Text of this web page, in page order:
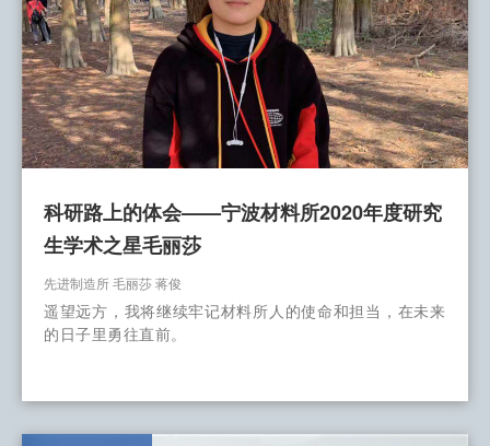
科研路上的体会——宁波材料所2020年度研究
生学术之星毛丽莎
先进制造所 毛丽莎 蒋俊
遥望远方，我将继续牢记材料所人的使命和担当，在未来
的日子里勇往直前。